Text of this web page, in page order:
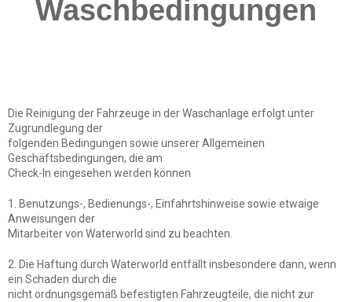
Waschbedingungen
Die Reinigung der Fahrzeuge in der Waschanlage erfolgt unter
Zugrundlegung der
folgenden Bedingungen sowie unserer Allgemeinen
Geschäftsbedingungen, die am
Check-In eingesehen werden können
1. Benutzungs-, Bedienungs-, Einfahrtshinweise sowie etwaige
Anweisungen der
Mitarbeiter von Waterworld sind zu beachten.
2. Die Haftung durch Waterworld entfällt insbesondere dann, wenn
ein Schaden durch die
nicht ordnungsgemäß befestigten Fahrzeugteile, die nicht zur